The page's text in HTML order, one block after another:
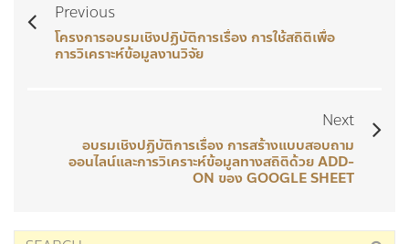
Previous
โครงการอบรมเชิงปฏิบัติการเรื่อง การใช้สถิติเพื่อ
การวิเคราะห์ข้อมูลงานวิจัย
Next
อบรมเชิงปฏิบัติการเรื่อง การสร้างแบบสอบถาม
ออนไลน์และการวิเคราะห์ข้อมูลทางสถิติด้วย ADD-
ON ของ GOOGLE SHEET